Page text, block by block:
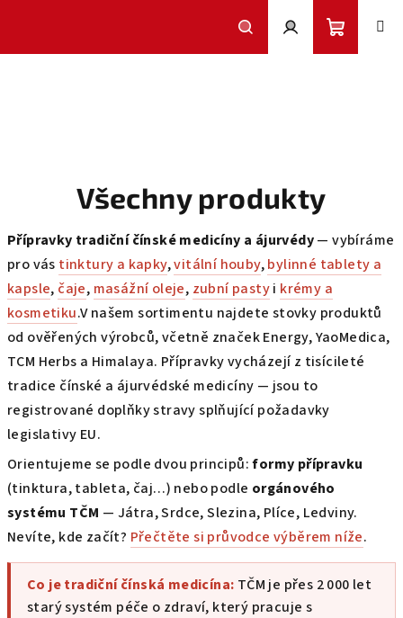
Hledat PřihlášeníNákupní
Všechny produkty
Přípravky tradiční čínské medicíny a ájurvédy— vybíráme
pro vás tinktury a kapky,vitální houby,bylinné tablety a
kapsle, čaje, masážní oleje, zubní pastyi krémy a
kosmetiku.V našem sortimentu najdete stovky produktů
od ověřených výrobců, včetně značek Energy, YaoMedica,
TCM Herbs a Himalaya. Přípravky vycházejí z tisícileté
tradice čínské a ájurvédské medicíny — jsou to
registrované doplňky stravy splňující požadavky
legislativy EU.
Orientujeme se podle dvou principů:formy přípravku
(tinktura, tableta, čaj…) nebo podle orgánového
systému TČM — Játra, Srdce, Slezina, Plíce, Ledviny.
Nevíte, kde začít? Přečtěte si průvodce výběrem níže.
Co je tradiční čínská medicína: TČM je přes 2 000 let
starý systém péče o zdraví, který pracuje s